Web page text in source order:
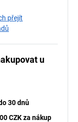
přejít
u
30 dnů
CZK za nákup